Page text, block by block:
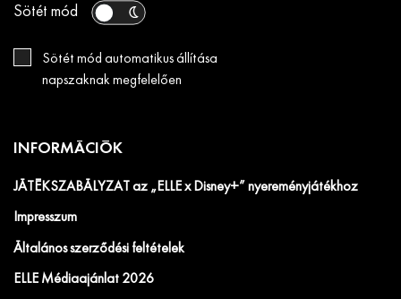
Sötét mód
Sötét mód automatikus állítása
napszaknak megfelelően
INFORMÁCIÓK
JÁTÉKSZABÁLYZAT az „ELLE x Disney+” nyereményjátékhoz
Impresszum
Általános szerződési feltételek
ELLE Médiaajánlat 2026